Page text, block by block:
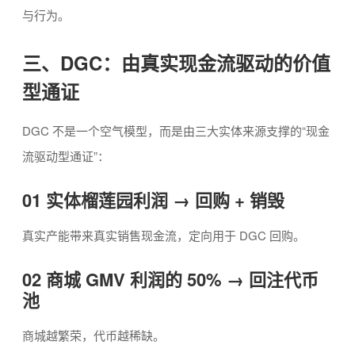
与行为。
三、DGC：由真实现金流驱动的价值
型通证
DGC 不是一个空气模型，而是由三大实体来源支撑的“现金
流驱动型通证”：
01 实体榴莲园利润 → 回购 + 销毁
真实产能带来真实销售现金流，定向用于 DGC 回购。
02 商城 GMV 利润的 50% → 回注代币
池
商城越繁荣，代币越稀缺。